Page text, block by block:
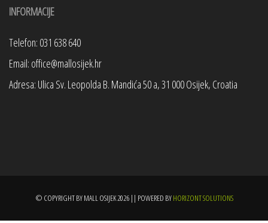
INFORMACIJE
Telefon: 031 638 640
Email: office@mallosijek.hr
Adresa: Ulica Sv. Leopolda B. Mandića 50 a, 31 000 Osijek, Croatia
© COPYRIGHT BY MALL OSIJEK 2026 || POWERED BYHORIZONT SOLUTIONS